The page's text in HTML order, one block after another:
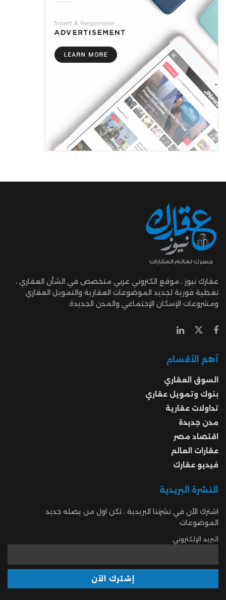
عقارك نيوز ، موقع الكتروني عربي متخصص في الشأن العقاري ،
تغطية فورية لجديد الموضوعات العقارية والتمويل العقاري
ومشروعات الإسكان الإجتماعي والمدن الجديدة.
أهم الأقسام
السوق العقاري
بنوك وتمويل عقاري
تداولات عقارية
مدن جديدة
اقتصاد مصر
عقارات العالم
فيديو عقارك
النشرة البريدية
اشترك الآن في نشرتنا البريدية ، تكن اول من يصله جديد
الموضوعات
البريد الإلكتروني